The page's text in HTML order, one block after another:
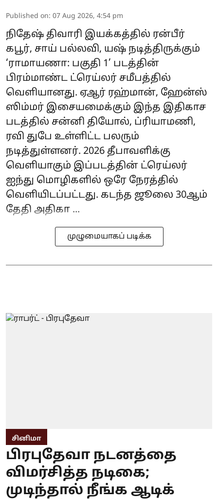
Published on: 07 Aug 2026, 4:54 pm
நிதேஷ் திவாரி இயக்கத்தில் ரன்பீர்
கபூர், சாய் பல்லவி, யஷ் நடித்திருக்கும்
‘ராமாயணா: பகுதி 1’ படத்தின்
பிரம்மாண்ட ட்ரெய்லர் சமீபத்தில்
வெளியானது. ஏஆர் ரஹ்மான், ஹேன்ஸ்
ஸிம்மர் இசையமைக்கும் இந்த இதிகாச
படத்தில் சன்னி தியோல், ப்ரியாமணி,
ரவி துபே உள்ளிட்ட பலரும்
நடித்துள்ளனர். 2026 தீபாவளிக்கு
வெளியாகும் இப்படத்தின் ட்ரெய்லர்
ஐந்து மொழிகளில் ஒரே நேரத்தில்
வெளியிடப்பட்டது. கடந்த ஜூலை 30ஆம்
தேதி அதிகா ...
முழுமையாகப் படிக்க
சினிமா
பிரபுதேவா நடனத்தை
விமர்சித்த நடிகை;
முடிந்தால் நீங்க ஆடிக்